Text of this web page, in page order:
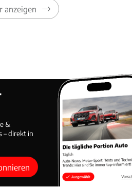
anzeigen
&
– direkt in